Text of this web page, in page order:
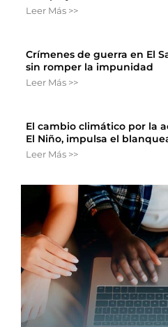
Leer Más >>
Crímenes de guerra en El
sin romper la impunidad
Leer Más >>
El cambio climático por la
El Niño, impulsa el
Leer Más >>